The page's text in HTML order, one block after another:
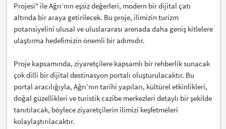
Projesi" ile Ağrı’nın eşsiz değerleri, modern bir dijital çatı
altında bir araya getirilecek. Bu proje, ilimizin turizm
potansiyelini ulusal ve uluslararası arenada daha geniş kitlelere
ulaştırma hedefimizin önemli bir adımıdır.
Proje kapsamında, ziyaretçilere kapsamlı bir rehberlik sunacak
çok dilli bir dijital destinasyon portalı oluşturulacaktır. Bu
portal aracılığıyla, Ağrı’nın tarihi yapıları, kültürel etkinlikleri,
doğal güzellikleri ve turistik cazibe merkezleri detaylı bir şekilde
tanıtılacak, böylece ziyaretçilerin ilimizi keşfetmeleri
kolaylaştırılacaktır.